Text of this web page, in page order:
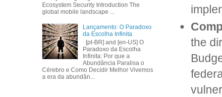
the
Ecosystem Security Introduction The
global mobile landscape ...
Lançamento: O Paradoxo
da Escolha Infinita
[pt-BR] and [en-US] O
Paradoxo da Escolha
Infinita: Por que a
Abundância Paralisa o
Cérebro e Como Decidir Melhor Vivemos
a era da abundân...